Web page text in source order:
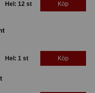
Hel: 12 st Köp
Hel: 1 st Köp